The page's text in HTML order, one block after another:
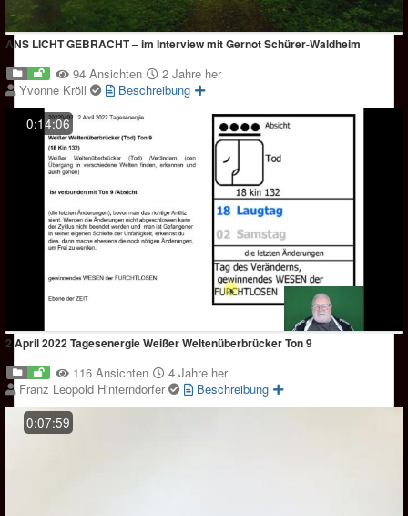
ANS LICHT GEBRACHT – im Interview mit Gernot Schürer-Waldheim
94 Ansichten
2 Jahre her
Yvonne Kröll
Beschreibung
0:14:06
2 April 2022 Tagesenergie Weißer Weltenüberbrücker Ton 9
116 Ansichten
4 Jahre her
Franz Leopold Hinterndorfer
Beschreibung
0:07:59